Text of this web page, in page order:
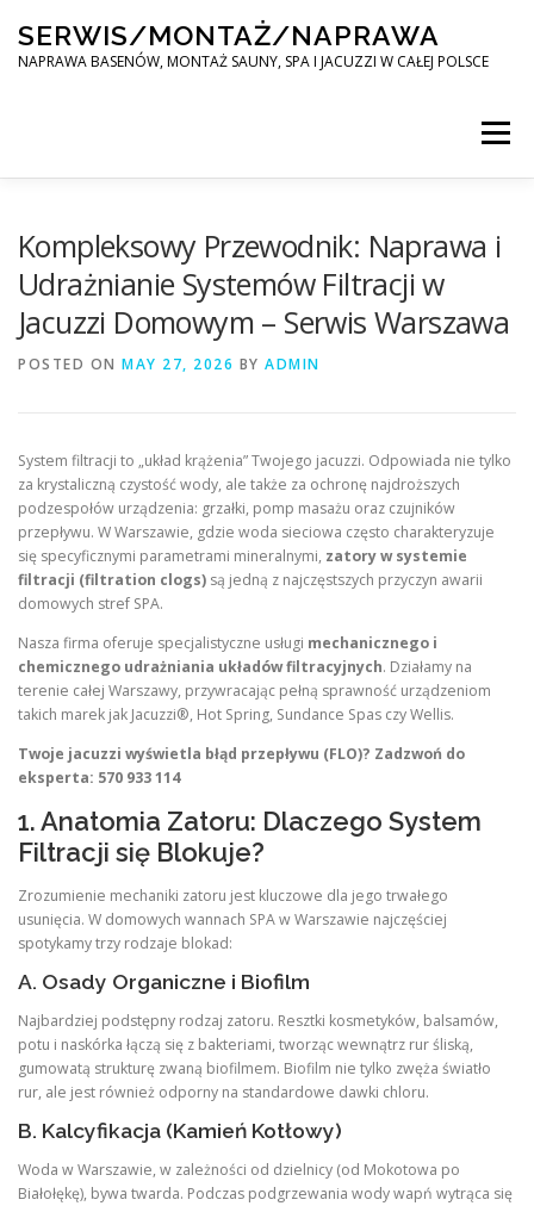
content
SERWIS/MONTAŻ/NAPRAWA
NAPRAWA BASENÓW, MONTAŻ SAUNY, SPA I JACUZZI W CAŁEJ POLSCE
Menu
MONTAŻ SAUNY, SPA, JACUZI W CAŁEJ POLSCE
Kompleksowy Przewodnik: Naprawa i
Udrażnianie Systemów Filtracji w
Jacuzzi Domowym – Serwis Warszawa
POSTED ON MAY 27, 2026 BY ADMIN
System filtracji to „układ krążenia” Twojego jacuzzi. Odpowiada nie tylko
za krystaliczną czystość wody, ale także za ochronę najdroższych
podzespołów urządzenia: grzałki, pomp masażu oraz czujników
przepływu. W Warszawie, gdzie woda sieciowa często charakteryzuje
się specyficznymi parametrami mineralnymi, zatory w systemie
filtracji (filtration clogs) są jedną z najczęstszych przyczyn awarii
domowych stref SPA.
Nasza firma oferuje specjalistyczne usługi mechanicznego i
chemicznego udrażniania układów filtracyjnych. Działamy na
terenie całej Warszawy, przywracając pełną sprawność urządzeniom
takich marek jak Jacuzzi®, Hot Spring, Sundance Spas czy Wellis.
Twoje jacuzzi wyświetla błąd przepływu (FLO)? Zadzwoń do
eksperta: 570 933 114
1. Anatomia Zatoru: Dlaczego System
Filtracji się Blokuje?
Zrozumienie mechaniki zatoru jest kluczowe dla jego trwałego
usunięcia. W domowych wannach SPA w Warszawie najczęściej
spotykamy trzy rodzaje blokad:
A. Osady Organiczne i Biofilm
Najbardziej podstępny rodzaj zatoru. Resztki kosmetyków, balsamów,
potu i naskórka łączą się z bakteriami, tworząc wewnątrz rur śliską,
gumowatą strukturę zwaną biofilmem. Biofilm nie tylko zwęża światło
rur, ale jest również odporny na standardowe dawki chloru.
B. Kalcyfikacja (Kamień Kotłowy)
Woda w Warszawie, w zależności od dzielnicy (od Mokotowa po
Białołękę), bywa twarda. Podczas podgrzewania wody wapń wytrąca się